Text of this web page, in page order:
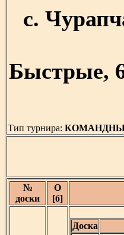
с.
Быстрые,
Тип турнира:
№
доски
О
[б]
Доска